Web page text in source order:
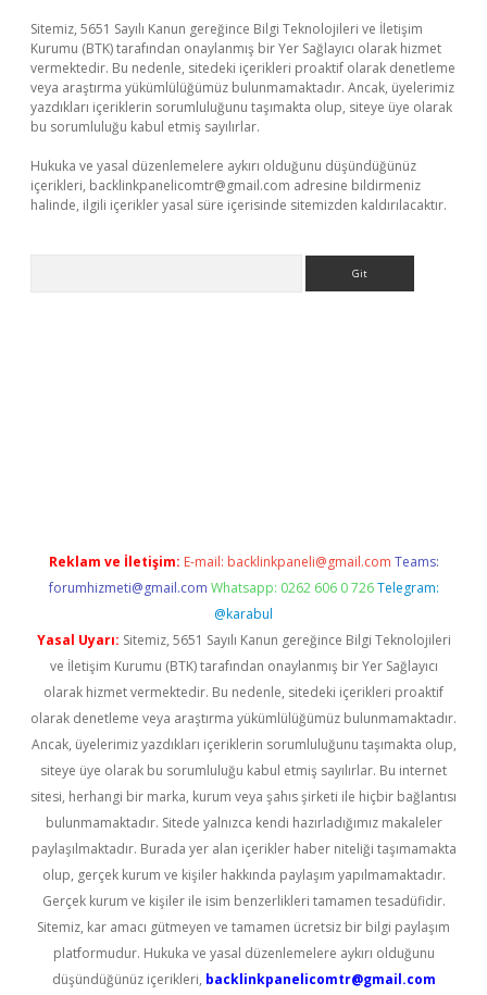
Sitemiz, 5651 Sayılı Kanun gereğince Bilgi Teknolojileri ve İletişim
Kurumu (BTK) tarafından onaylanmış bir Yer Sağlayıcı olarak hizmet
vermektedir. Bu nedenle, sitedeki içerikleri proaktif olarak denetleme
veya araştırma yükümlülüğümüz bulunmamaktadır. Ancak, üyelerimiz
yazdıkları içeriklerin sorumluluğunu taşımakta olup, siteye üye olarak
bu sorumluluğu kabul etmiş sayılırlar.
Hukuka ve yasal düzenlemelere aykırı olduğunu düşündüğünüz
içerikleri, backlinkpanelicomtr@gmail.com adresine bildirmeniz
halinde, ilgili içerikler yasal süre içerisinde sitemizden kaldırılacaktır.
Reklam ve İletişim: E-mail: backlinkpaneli@gmail.com Teams:
forumhizmeti@gmail.com Whatsapp: 0262 606 0 726 Telegram:
@karabul
Yasal Uyarı: Sitemiz, 5651 Sayılı Kanun gereğince Bilgi Teknolojileri
ve İletişim Kurumu (BTK) tarafından onaylanmış bir Yer Sağlayıcı
olarak hizmet vermektedir. Bu nedenle, sitedeki içerikleri proaktif
olarak denetleme veya araştırma yükümlülüğümüz bulunmamaktadır.
Ancak, üyelerimiz yazdıkları içeriklerin sorumluluğunu taşımakta olup,
siteye üye olarak bu sorumluluğu kabul etmiş sayılırlar. Bu internet
sitesi, herhangi bir marka, kurum veya şahıs şirketi ile hiçbir bağlantısı
bulunmamaktadır. Sitede yalnızca kendi hazırladığımız makaleler
paylaşılmaktadır. Burada yer alan içerikler haber niteliği taşımamakta
olup, gerçek kurum ve kişiler hakkında paylaşım yapılmamaktadır.
Gerçek kurum ve kişiler ile isim benzerlikleri tamamen tesadüfidir.
Sitemiz, kar amacı gütmeyen ve tamamen ücretsiz bir bilgi paylaşım
platformudur. Hukuka ve yasal düzenlemelere aykırı olduğunu
düşündüğünüz içerikleri, backlinkpanelicomtr@gmail.com